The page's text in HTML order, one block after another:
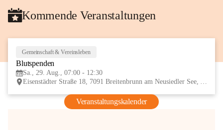
Kommende Veranstaltungen
Gemeinschaft & Vereinsleben
Blutspenden
Sa., 29. Aug., 07:00 - 12:30
Eisenstädter Straße 18, 7091 Breitenbrunn am Neusiedler See, AUT
Veranstaltungskalender